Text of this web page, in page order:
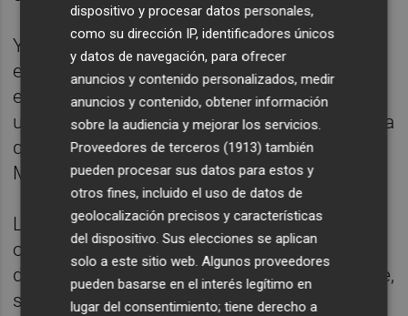
Y aclaran que el plan de recuperación
español no contiene ningún hito ni objetivo
en virtud del cual los fondos de la UE se
utilizaran para cubrir gastos de pensiones, ya
que estos no son elegibles bajo el marco del
Mecanismo de Recuperación y Resiliencia.
Las explicaciones van en la línea de las que
ofreció la semana pasada Fitto, responsable
del fondo de recuperación, quien explicó que,
si bien el pago de pensiones y otras formas
dispositivo y procesar datos personales,
como su dirección IP, identificadores únicos
y datos de navegación, para ofrecer
anuncios y contenido personalizados, medir
anuncios y contenido, obtener información
sobre la audiencia y mejorar los servicios.
Proveedores de terceros (1913) también
pueden procesar sus datos para estos y
otros fines, incluido el uso de datos de
geolocalización precisos y características
del dispositivo. Sus elecciones se aplican
solo a este sitio web. Algunos proveedores
pueden basarse en el interés legítimo en
lugar del consentimiento; tiene derecho a